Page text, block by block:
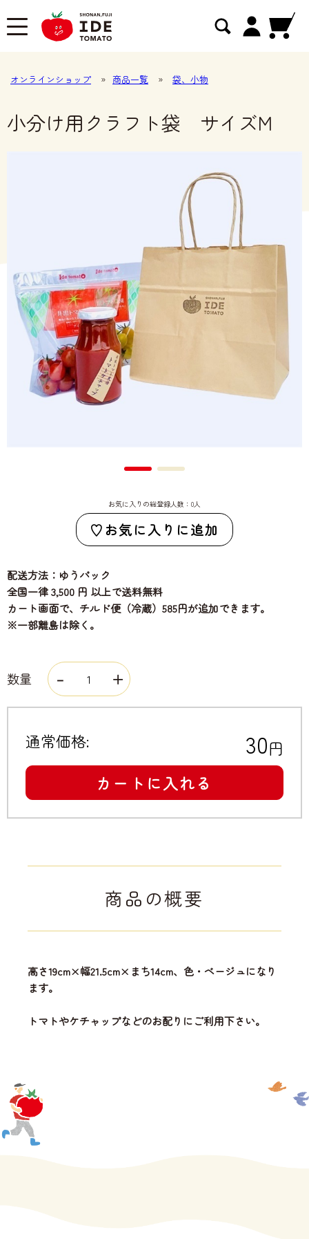
オンラインショップ » 商品一覧 » 袋、小物
小分け用クラフト袋 サイズM
お気に入りの総登録人数：0人
お気に入りに追加
配送方法：ゆうパック
全国一律 3,500 円 以上で送料無料
カート画面で、チルド便（冷蔵）585円が追加できます。
※一部離島は除く。
数量
通常価格: 30円
カートに入れる
商品の概要
高さ19cm×幅21.5cm×まち14cm、色・ベージュになり
ます。
トマトやケチャップなどのお配りにご利用下さい。